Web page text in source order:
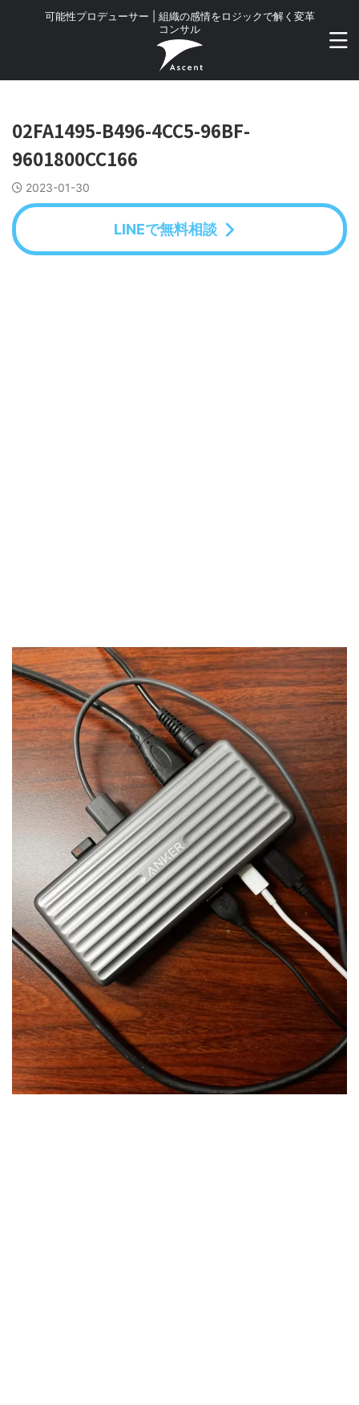
可能性プロデューサー | 組織の感情をロジックで解く変革
コンサル
02FA1495-B496-4CC5-96BF-
9601800CC166
2023-01-30
LINEで無料相談